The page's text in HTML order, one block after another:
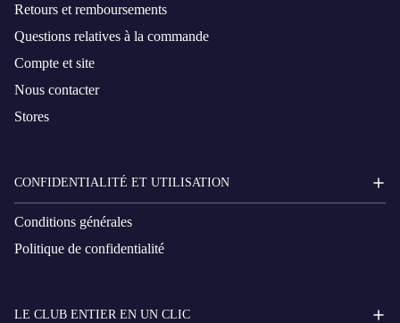
Retours et remboursements
Questions relatives à la commande
Compte et site
Nous contacter
Stores
CONFIDENTIALITÉ ET UTILISATION
Conditions générales
Politique de confidentialité
LE CLUB ENTIER EN UN CLIC